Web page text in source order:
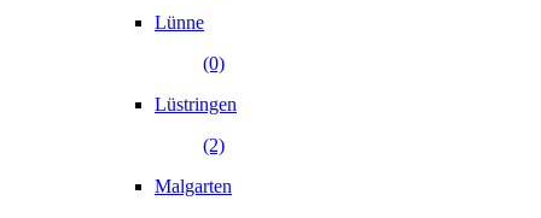
Lünne
(0)
Lüstringen
(2)
Malgarten